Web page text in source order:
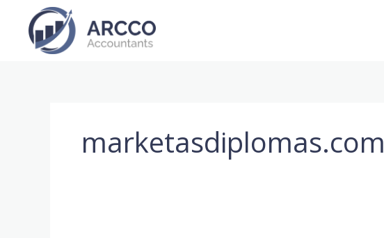
content
marketasdiplomas.com